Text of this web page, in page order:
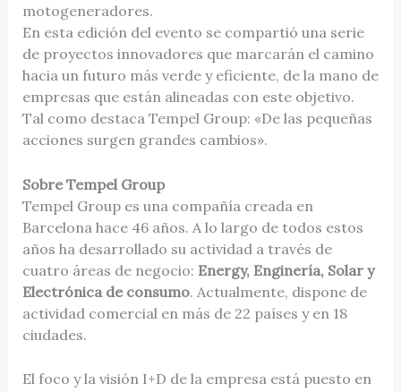
motogeneradores.
En esta edición del evento se compartió una serie
de proyectos innovadores que marcarán el camino
hacia un futuro más verde y eficiente, de la mano de
empresas que están alineadas con este objetivo.
Tal como destaca Tempel Group: «De las pequeñas
acciones surgen grandes cambios».
Sobre Tempel Group
Tempel Group es una compañía creada en
Barcelona hace 46 años. A lo largo de todos estos
años ha desarrollado su actividad a través de
cuatro áreas de negocio: Energy, Enginería, Solar y
Electrónica de consumo. Actualmente, dispone de
actividad comercial en más de 22 países y en 18
ciudades.
El foco y la visión I+D de la empresa está puesto en